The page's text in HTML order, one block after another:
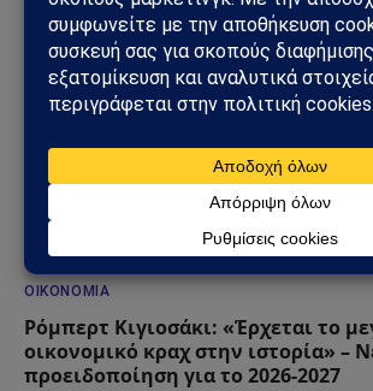
ΟΙΚΟΝΟΜΊΑ
Ρόμπερτ Κιγιοσάκι: «Έρχεται το
οικονομικό κραχ στην ιστορία» –
προειδοποίηση για το 2026-2027